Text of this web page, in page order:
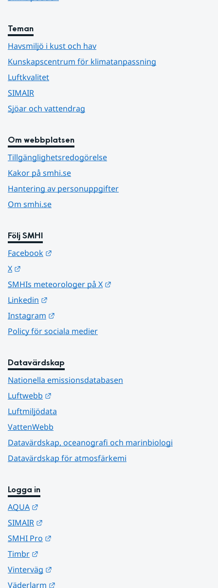
Teman
Havsmiljö i kust och hav
Kunskapscentrum för klimatanpassning
Luftkvalitet
SIMAIR
Sjöar och vattendrag
Om webbplatsen
Tillgänglighetsredogörelse
Kakor på smhi.se
Hantering av personuppgifter
Om smhi.se
Följ SMHI
Facebook
X
SMHIs meteorologer på X
Linkedin
Instagram
Policy för sociala medier
Datavärdskap
Nationella emissionsdatabasen
Luftwebb
Luftmiljödata
VattenWebb
Datavärdskap, oceanografi och marinbiologi
Datavärdskap för atmosfärkemi
Logga in
AQUA
SIMAIR
SMHI Pro
Timbr
Vinterväg
Väderlarm